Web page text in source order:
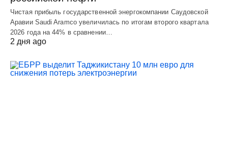
Чистая прибыль государственной энергокомпании Саудовской
Аравии Saudi Aramco увеличилась по итогам второго квартала
2026 года на 44% в сравнении…
2 дня ago